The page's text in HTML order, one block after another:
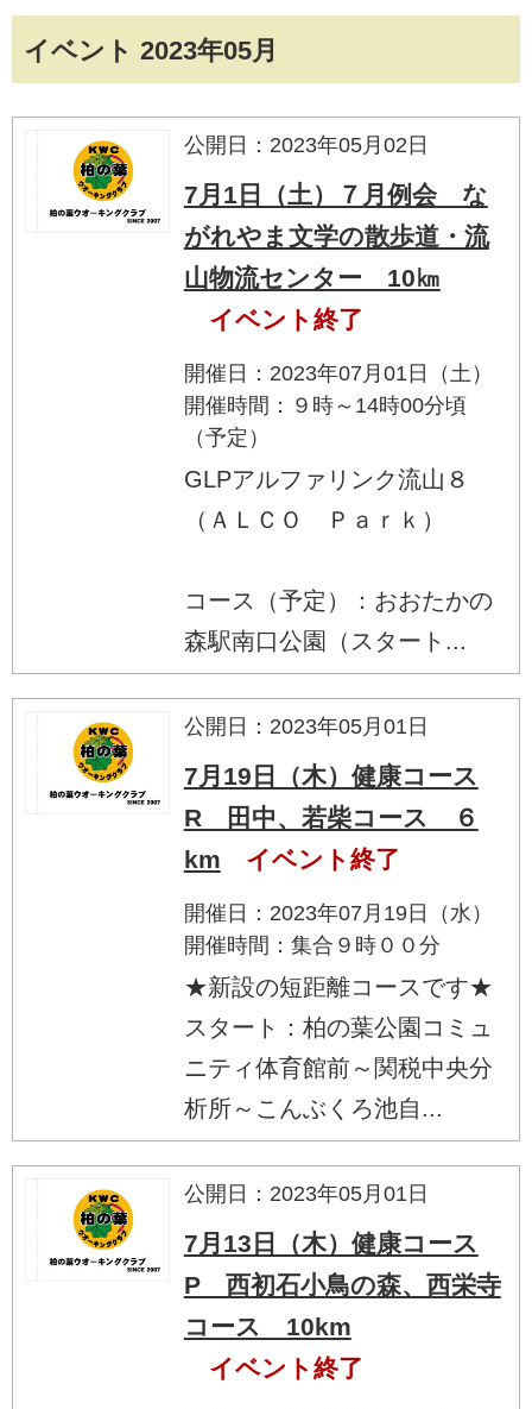
イベント 2023年05月
公開日：2023年05月02日
7月1日（土）７月例会 な
がれやま文学の散歩道・流
山物流センター 10㎞
イベント終了
開催日：2023年07月01日（土）
開催時間：９時～14時00分頃
（予定）
GLPアルファリンク流山８
（ＡＬＣＯ Ｐａｒｋ）
コース（予定）：おおたかの
森駅南口公園（スタート...
公開日：2023年05月01日
7月19日（木）健康コース
R 田中、若柴コース ６
km
イベント終了
開催日：2023年07月19日（水）
開催時間：集合９時００分
★新設の短距離コースです★
スタート：柏の葉公園コミュ
ニティ体育館前～関税中央分
析所～こんぶくろ池自...
公開日：2023年05月01日
7月13日（木）健康コース
P 西初石小鳥の森、西栄寺
コース 10km
イベント終了